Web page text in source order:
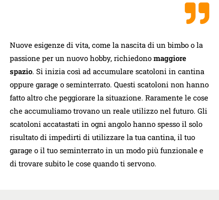
Nuove esigenze di vita, come la nascita di un bimbo o la
passione per un nuovo hobby, richiedono maggiore
spazio. Si inizia così ad accumulare scatoloni in cantina
oppure garage o seminterrato. Questi scatoloni non hanno
fatto altro che peggiorare la situazione. Raramente le cose
che accumuliamo trovano un reale utilizzo nel futuro. Gli
scatoloni accatastati in ogni angolo hanno spesso il solo
risultato di impedirti di utilizzare la tua cantina, il tuo
garage o il tuo seminterrato in un modo più funzionale e
di trovare subito le cose quando ti servono.